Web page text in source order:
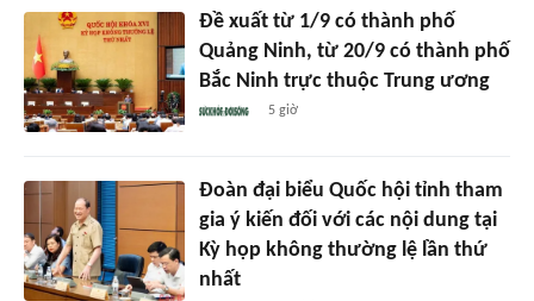
Đề xuất từ 1/9 có thành phố
Quảng Ninh, từ 20/9 có thành phố
Bắc Ninh trực thuộc Trung ương
5 giờ
Đoàn đại biểu Quốc hội tỉnh tham
gia ý kiến đối với các nội dung tại
Kỳ họp không thường lệ lần thứ
nhất